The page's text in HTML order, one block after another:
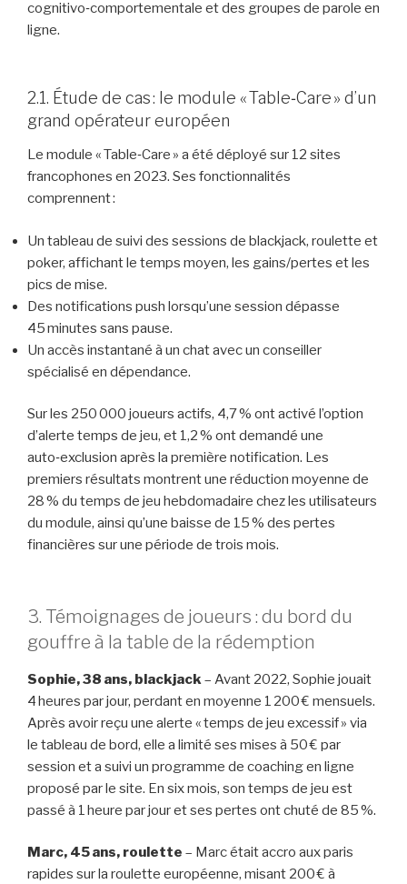
cognitivo‑comportementale et des groupes de parole en
ligne.
2.1. Étude de cas : le module « Table‑Care » d’un
grand opérateur européen
Le module « Table‑Care » a été déployé sur 12 sites
francophones en 2023. Ses fonctionnalités
comprennent :
Un tableau de suivi des sessions de blackjack, roulette et
poker, affichant le temps moyen, les gains/pertes et les
pics de mise.
Des notifications push lorsqu’une session dépasse
45 minutes sans pause.
Un accès instantané à un chat avec un conseiller
spécialisé en dépendance.
Sur les 250 000 joueurs actifs, 4,7 % ont activé l’option
d’alerte temps de jeu, et 1,2 % ont demandé une
auto‑exclusion après la première notification. Les
premiers résultats montrent une réduction moyenne de
28 % du temps de jeu hebdomadaire chez les utilisateurs
du module, ainsi qu’une baisse de 15 % des pertes
financières sur une période de trois mois.
3. Témoignages de joueurs : du bord du
gouffre à la table de la rédemption
Sophie, 38 ans, blackjack– Avant 2022, Sophie jouait
4 heures par jour, perdant en moyenne 1 200 € mensuels.
Après avoir reçu une alerte « temps de jeu excessif » via
le tableau de bord, elle a limité ses mises à 50 € par
session et a suivi un programme de coaching en ligne
proposé par le site. En six mois, son temps de jeu est
passé à 1 heure par jour et ses pertes ont chuté de 85 %.
Marc, 45 ans, roulette – Marc était accro aux paris
rapides sur la roulette européenne, misant 200 € à